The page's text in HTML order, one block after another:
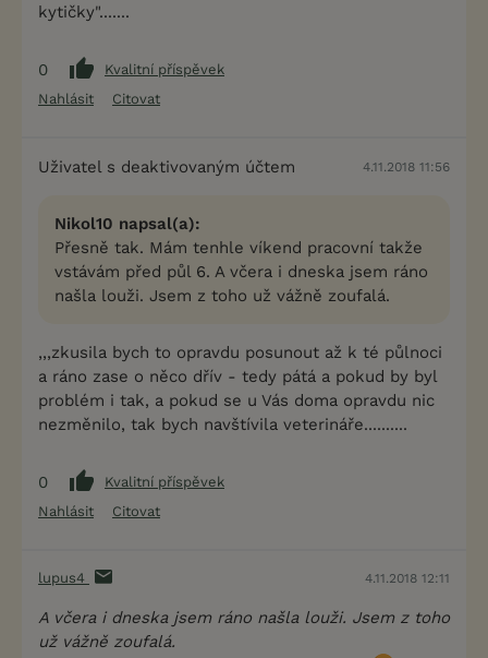
kytičky".......
0
Kvalitní příspěvek
Nahlásit
Citovat
Uživatel s deaktivovaným účtem 4.11.2018 11:56
Nikol10 napsal(a):
Přesně tak. Mám tenhle víkend pracovní takže
vstávám před půl 6. A včera i dneska jsem ráno
našla louži. Jsem z toho už vážně zoufalá.
,,,zkusila bych to opravdu posunout až k té půlnoci
a ráno zase o něco dřív - tedy pátá a pokud by byl
problém i tak, a pokud se u Vás doma opravdu nic
nezměnilo, tak bych navštívila veterináře..........
0
Kvalitní příspěvek
Nahlásit
Citovat
lupus4 4.11.2018 12:11
A včera i dneska jsem ráno našla louži. Jsem z toho
už vážně zoufalá.